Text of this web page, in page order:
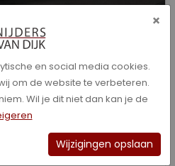
TFSI e Advanced edition
×
en social media cookies.
om de website te verbeteren.
Wil je dit niet dan kan je de
Wijzigingen opslaan